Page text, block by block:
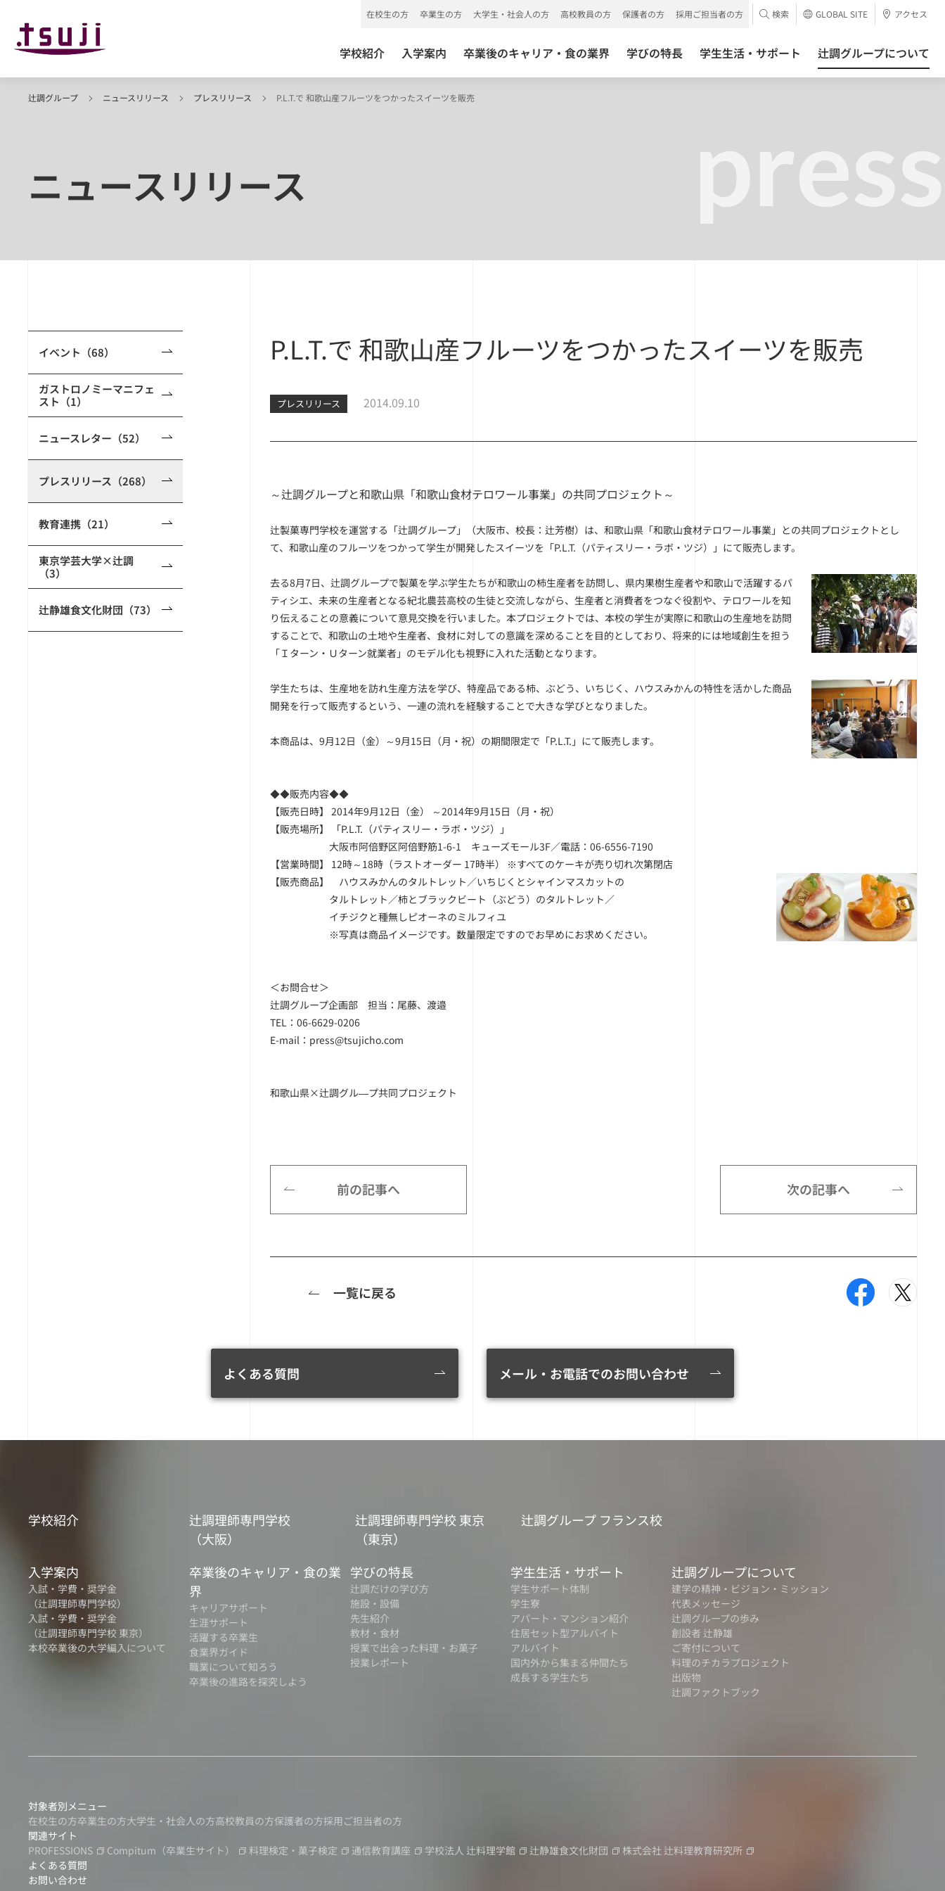
学校紹介 入学案内 卒業後のキャリア・食の業界 学びの特長 学生生活・サポート 辻調グループについて
在校生の方 卒業生の方 大学生・社会人の方 高校教員の方 保護者の方 採用ご担当者の方 検索 GLOBAL SITE アクセス
press
辻調グループ ニュースリリース プレスリリース P.L.T.で 和歌山産フルーツをつかったスイーツを販売
ニュースリリース
イベント（68）
ガストロノミーマニフェ
スト（1）
ニュースレター（52）
プレスリリース（268）
教育連携（21）
東京学芸大学×辻調
（3）
辻静雄食文化財団（73）
P.L.T.で 和歌山産フルーツをつかったスイーツを販売
プレスリリース 2014.09.10
～辻調グループと和歌山県「和歌山食材テロワール事業」の共同プロジェクト～
辻製菓専門学校を運営する「辻調グループ」（大阪市、校長：辻芳樹）は、和歌山県「和歌山食材テロワール事業」との共同プロジェクトとし
て、和歌山産のフルーツをつかって学生が開発したスイーツを「P.L.T.（パティスリー・ラボ・ツジ）」にて販売します。
去る8月7日、辻調グループで製菓を学ぶ学生たちが和歌山の柿生産者を訪問し、県内果樹生産者や和歌山で活躍するパ
ティシエ、未来の生産者となる紀北農芸高校の生徒と交流しながら、生産者と消費者をつなぐ役割や、テロワールを知
り伝えることの意義について意見交換を行いました。本プロジェクトでは、本校の学生が実際に和歌山の生産地を訪問
することで、和歌山の土地や生産者、食材に対しての意識を深めることを目的としており、将来的には地域創生を担う
「Ｉターン・Ｕターン就業者」のモデル化も視野に入れた活動となります。
学生たちは、生産地を訪れ生産方法を学び、特産品である柿、ぶどう、いちじく、ハウスみかんの特性を活かした商品
開発を行って販売するという、一連の流れを経験することで大きな学びとなりました。
本商品は、9月12日（金）～9月15日（月・祝）の期間限定で「P.L.T.」にて販売します。
◆◆販売内容◆◆
【販売日時】 2014年9月12日（金） ～2014年9月15日（月・祝）
【販売場所】 「P.L.T.（パティスリー・ラボ・ツジ）」
大阪市阿倍野区阿倍野筋1-6-1 キューズモール3F／電話：06-6556-7190
【営業時間】 12時～18時（ラストオーダー 17時半） ※すべてのケーキが売り切れ次第閉店
【販売商品】 ハウスみかんのタルトレット／いちじくとシャインマスカットの
タルトレット／柿とブラックビート（ぶどう）のタルトレット／
イチジクと種無しピオーネのミルフィユ
※写真は商品イメージです。数量限定ですのでお早めにお求めください。
＜お問合せ＞
辻調グループ企画部 担当：尾藤、渡邉
TEL：06-6629-0206
E-mail：press@tsujicho.com
和歌山県×辻調グル―プ共同プロジェクト
前の記事へ 次の記事へ
一覧に戻る
よくある質問 メール・お電話でのお問い合わせ
学校紹介
辻調理師専門学校
（大阪）
辻調理師専門学校 東京
（東京）
辻調グループ フランス校
入学案内
入試・学費・奨学金
（辻調理師専門学校）
入試・学費・奨学金
（辻調理師専門学校 東京）
本校卒業後の大学編入について
卒業後のキャリア・食の業
界
キャリアサポート
生涯サポート
活躍する卒業生
食業界ガイド
職業について知ろう
卒業後の進路を探究しよう
学びの特長
辻調だけの学び方
施設・設備
先生紹介
教材・食材
授業で出会った料理・お菓子
授業レポート
学生生活・サポート
学生サポート体制
学生寮
アパート・マンション紹介
住居セット型アルバイト
アルバイト
国内外から集まる仲間たち
成長する学生たち
辻調グループについて
建学の精神・ビジョン・ミッション
代表メッセージ
辻調グループの歩み
創設者 辻静雄
ご寄付について
料理のチカラプロジェクト
出版物
辻調ファクトブック
対象者別メニュー
在校生の方卒業生の方大学生・社会人の方高校教員の方保護者の方採用ご担当者の方
関連サイト
PROFESSIONS
Compitum （卒業生サイト） 料理検定・菓子検定 通信教育講座 学校法人 辻料理学館 辻静雄食文化財団 株式会社 辻料理教育研究所
よくある質問
お問い合わせ